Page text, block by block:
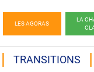
LES AGORAS
LA
TRANSITIONS